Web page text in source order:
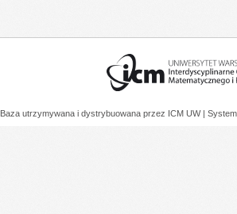
Baza utrzymywana i dystrybuowana przez ICM UW |